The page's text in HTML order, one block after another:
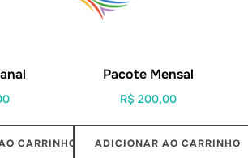
CARRINHO
Pacote Mensal
R$200,00
ADICIONAR AO CARRINHO